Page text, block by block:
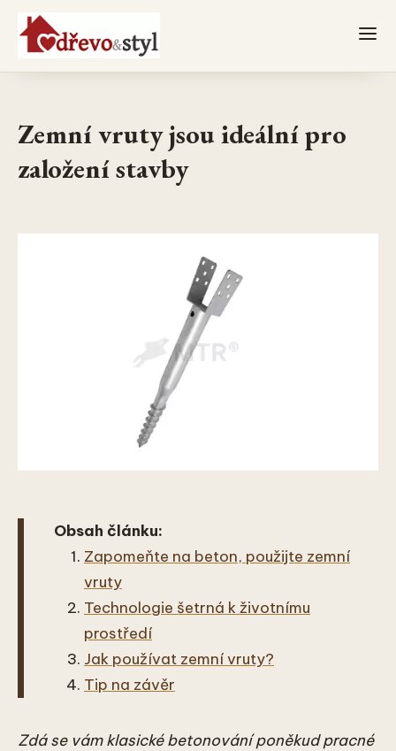
Zemní vruty jsou ideální pro
založení stavby
Obsah článku:
Zapomeňte na beton, použijte zemní
vruty
Technologie šetrná k životnímu
prostředí
Jak používat zemní vruty?
Tip na závěr
Zdá se vám klasické betonování poněkud pracné